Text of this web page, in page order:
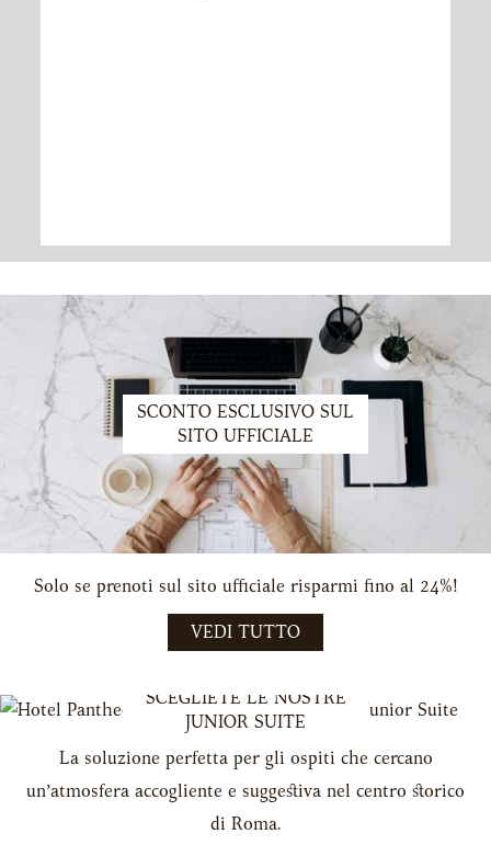
SCONTO ESCLUSIVO SUL
SITO UFFICIALE
Solo se prenoti sul sito ufficiale risparmi fino al 24%!
VEDI TUTTO
SCEGLIETE LE NOSTRE
JUNIOR SUITE
La soluzione perfetta per gli ospiti che cercano
un’atmosfera accogliente e suggestiva nel centro storico
di Roma.